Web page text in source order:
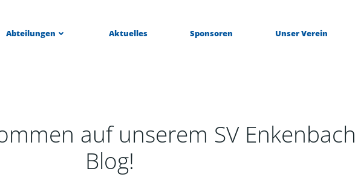
Abteilungen Aktuelles Sponsoren Unser Verein
auf unserem SV Enkenbach
Blog!